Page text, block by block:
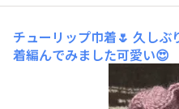
チューリップ巾着🌷 久しぶ
着編んでみました可愛い😍